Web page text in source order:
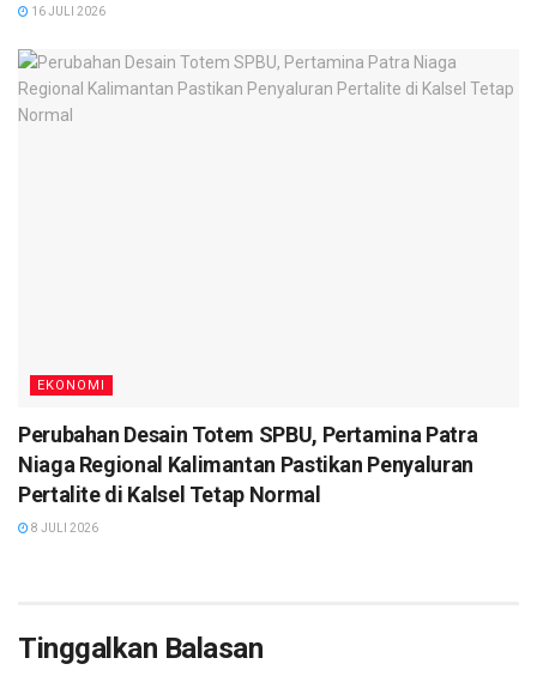
Regional Kalimantan Pastikan Penyaluran Pertalite di
Kalsel Tetap Normal
16 JULI 2026
EKONOMI
Perubahan Desain Totem SPBU, Pertamina Patra
Niaga Regional Kalimantan Pastikan Penyaluran
Pertalite di Kalsel Tetap Normal
8 JULI 2026
Tinggalkan Balasan